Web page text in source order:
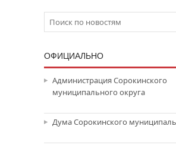
ОФИЦИАЛЬНО
Администрация Сорокинского
муниципального округа
Дума Сорокинского